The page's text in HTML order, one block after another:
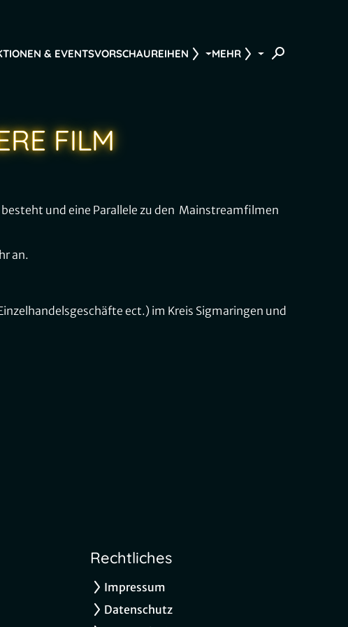
& EVENTSVORSCHAUREIHEN MEHR
FILM
und eine Parallele zu den Mainstreamfilmen
an.
ect.) im Kreis Sigmaringen und
Rechtliches
Impressum
Datenschutz